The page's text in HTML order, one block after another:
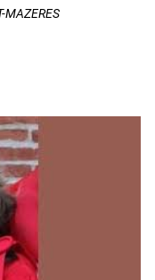
MAZERES